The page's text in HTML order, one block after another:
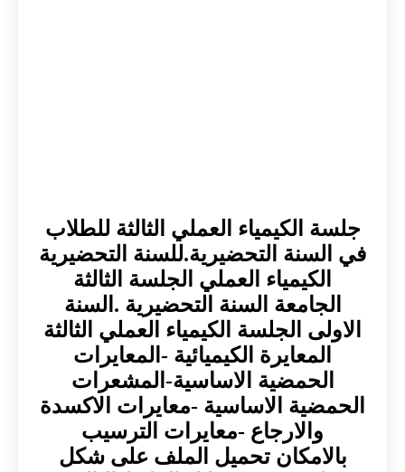
جلسة الكيمياء العملي الثالثة للطلاب
في السنة التحضيرية.للسنة التحضيرية
الكيمياء العملي الجلسة الثالثة
الجامعة السنة التحضيرية .السنة
الاولى الجلسة الكيمياء العملي الثالثة
المعايرة الكيميائية -المعايرات
الحمضية الاساسية-المشعرات
الحمضية الاساسية -معايرات الاكسدة
والارجاع -معايرات الترسيب
بالامكان تحميل الملف على شكل